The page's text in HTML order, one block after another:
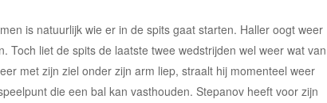
is natuurlijk wie er in de spits gaat starten. Haller oogt weer
Toch liet de spits de laatste twee wedstrijden wel weer wat van
met zijn ziel onder zijn arm liep, straalt hij momenteel weer
die een bal kan vasthouden. Stepanov heeft voor zijn